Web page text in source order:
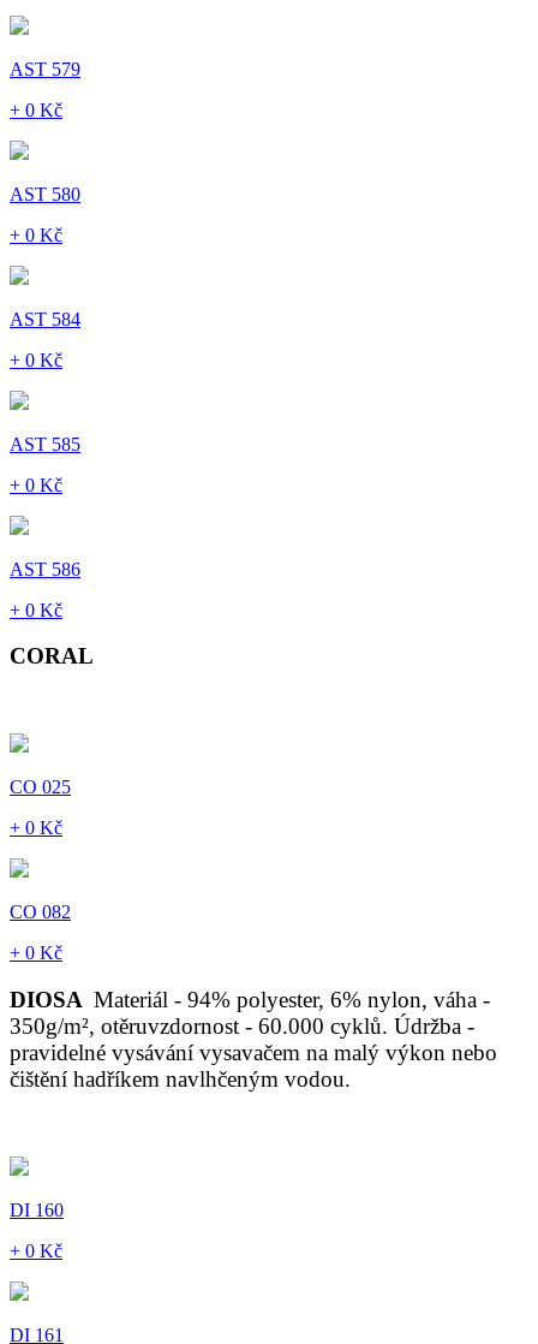
AST 579
+ 0 Kč
AST 580
+ 0 Kč
AST 584
+ 0 Kč
AST 585
+ 0 Kč
AST 586
+ 0 Kč
CORAL
CO 025
+ 0 Kč
CO 082
+ 0 Kč
DIOSA Materiál - 94% polyester, 6% nylon, váha -
350g/m², otěruvzdornost - 60.000 cyklů. Údržba -
pravidelné vysávání vysavačem na malý výkon nebo
čištění hadříkem navlhčeným vodou.
DI 160
+ 0 Kč
DI 161